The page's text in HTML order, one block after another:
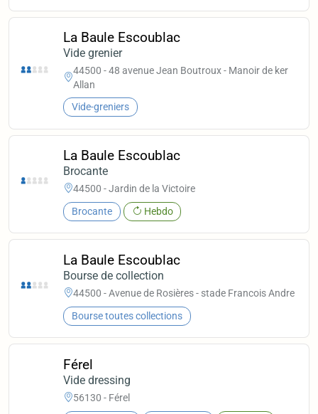
La Baule Escoublac
Vide grenier
44500 - 48 avenue Jean Boutroux - Manoir de ker
Allan
Vide-greniers
La Baule Escoublac
Brocante
44500 - Jardin de la Victoire
Brocante Hebdo
La Baule Escoublac
Bourse de collection
44500 - Avenue de Rosières - stade Francois Andre
Bourse toutes collections
Férel
Vide dressing
56130 - Férel